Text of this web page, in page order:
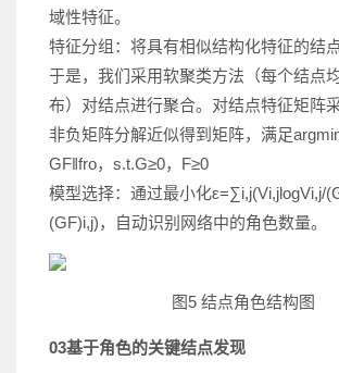
域性特征。
特征分组：将具有相似结构化特征的结
于是，我们采用软聚类方法（每个结点
布）对结点进行聚合。对结点特征矩阵
非负矩阵分解近似得到矩阵，满足
GF‖fro，s.t.G≥0，F≥0
模型选择：通过最小化ε=∑i,j(Vi,jlogVi,j/
(GF)i,j)，自动识别网络中的角色数量。
图5 结点角色结构图
03基于角色的关键结点发现